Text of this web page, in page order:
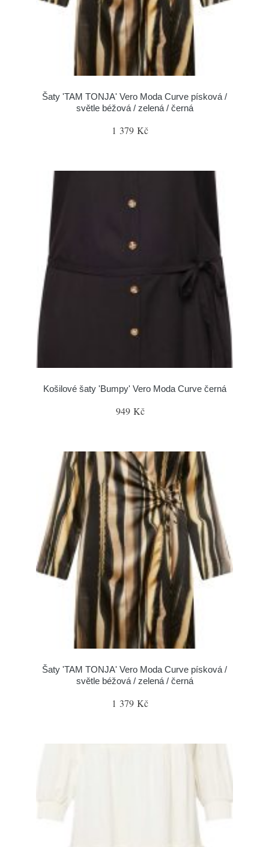
Šaty 'TAM TONJA' Vero Moda Curve písková /
světle béžová / zelená / černá
1 379 Kč
Košilové šaty 'Bumpy' Vero Moda Curve černá
949 Kč
Šaty 'TAM TONJA' Vero Moda Curve písková /
světle béžová / zelená / černá
1 379 Kč